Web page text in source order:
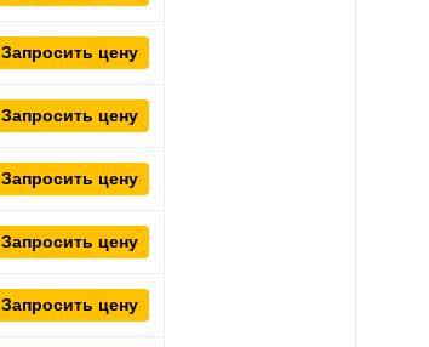
Запросить цену
Запросить цену
Запросить цену
Запросить цену
Запросить цену